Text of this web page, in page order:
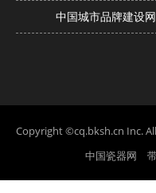
中国城市品牌建设网
Copyright ©cq.bksh.cn Inc.
中国瓷器网 带